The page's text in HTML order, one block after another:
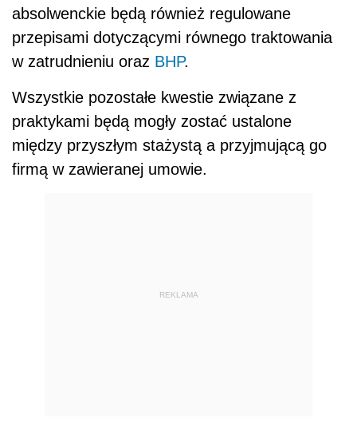
absolwenckie będą również regulowane
przepisami dotyczącymi równego traktowania
w zatrudnieniu oraz BHP.
Wszystkie pozostałe kwestie związane z
praktykami będą mogły zostać ustalone
między przyszłym stażystą a przyjmującą go
firmą w zawieranej umowie.
REKLAMA